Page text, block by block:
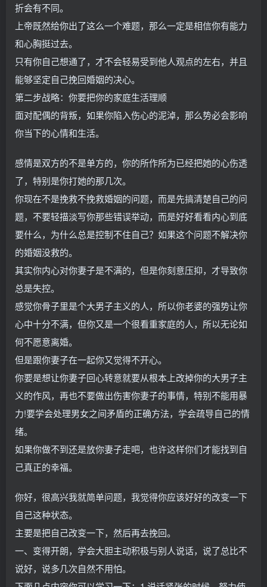
折会有不同。
上帝既然给你出了这么一个难题，那么一定是相信你有能力
和心胸挺过去。
只有你自己想通了，才不会轻易受到他人观点的左右，并且
能够坚定自己挽回婚姻的决心。
第二步战略：你要把你的家庭生活理顺
面对配偶的背叛，如果你陷入伤心的泥淖，那么势必会影响
你当下的心情和生活。
感情是双方的不是单方的，你的所作所为已经把她的心伤透
了，特别是你打她的那几次。
你现在不是挽救不挽救婚姻的问题，而是先搞清楚自己的问
题，不要轻描淡写你那些错误举动，而是好好看看内心到底
要什么，为什么总是控制不住自己？如果这个问题不解决你
的婚姻没救的。
其实你内心对你妻子是不满的，但是你刻意压抑，才导致你
总是失控。
感觉你骨子里是个大男子主义的人，所以你老婆的强势让你
心中十分不满，但你又是一个很看重家庭的人，所以无论如
何不愿意离婚。
但是跟你妻子在一起你又觉得不开心。
你要是想让你妻子回心转意就要从根本上改掉你的大男子主
义的作风，再也不要做出伤害你妻子的事情，特别不能用暴
力!要学会处理男女之间矛盾的正确方法，学会疏导自己的情
绪。
如果你做不到还是放你妻子走吧，也许这样你们才能找到自
己真正的幸福。
你好，很高兴我就简单问题，我觉得你应该好好的改变一下
自己这种状态。
主要是把自己改变一下，然后再去挽回。
一、变得开朗，学会大胆主动积极与别人说话，说了总比不
说好，说多几次自然不用怕。